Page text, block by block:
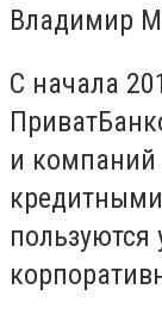
Владимир
С начала
и компаний
пользуются